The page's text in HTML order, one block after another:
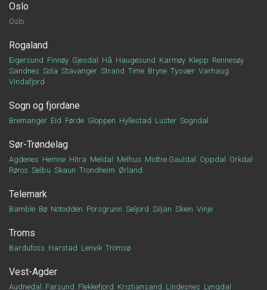
Oslo
Oslo
Rogaland
Eigersund Finnøy Gjesdal Hå Haugesund Karmøy Klepp Rennesøy
Sandnes Sola Stavanger Strand Time Bryne Tysvær Varhaug
Vindafjord
Sogn og fjordane
Bremanger Eid Førde Gloppen Hyllestad Luster Sogndal
Sør-Trøndelag
Agdenes Hemne Hitra Meldal Melhus Midtre Gauldal Oppdal
Orkdal
Røros Selbu Skaun Trondheim Ørland
Telemark
Bamble Bø Notodden Porsgrunn Seljord Siljan Skien Vinje
Troms
Bardufoss Harstad Lenvik Tromsø
Vest-Agder
Audnedal Farsund Flekkefjord Kristiansand Lindesnes Lyngdal